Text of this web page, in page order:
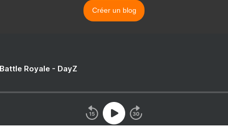
Créer un blog
Royale - DayZ